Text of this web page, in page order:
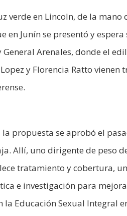
verde en Lincoln, de la mano
en Junín se presentó y
Arenales, donde el
y Florencia Ratto
propuesta se aprobó el
Allí, uno dirigente de peso
tratamiento y cobertura,
e investigación para
Educación Sexual Integral